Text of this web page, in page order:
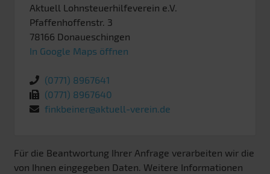
Aktuell Lohnsteuerhilfeverein e.V.
Pfaffenhoffenstr. 3
78166 Donaueschingen
In Google Maps öffnen
(0771) 8967641
(0771) 8967640
finkbeiner@aktuell-verein.de
Für die Beantwortung Ihrer Anfrage verarbeiten wir die
von Ihnen eingegeben Daten. Weitere Informationen